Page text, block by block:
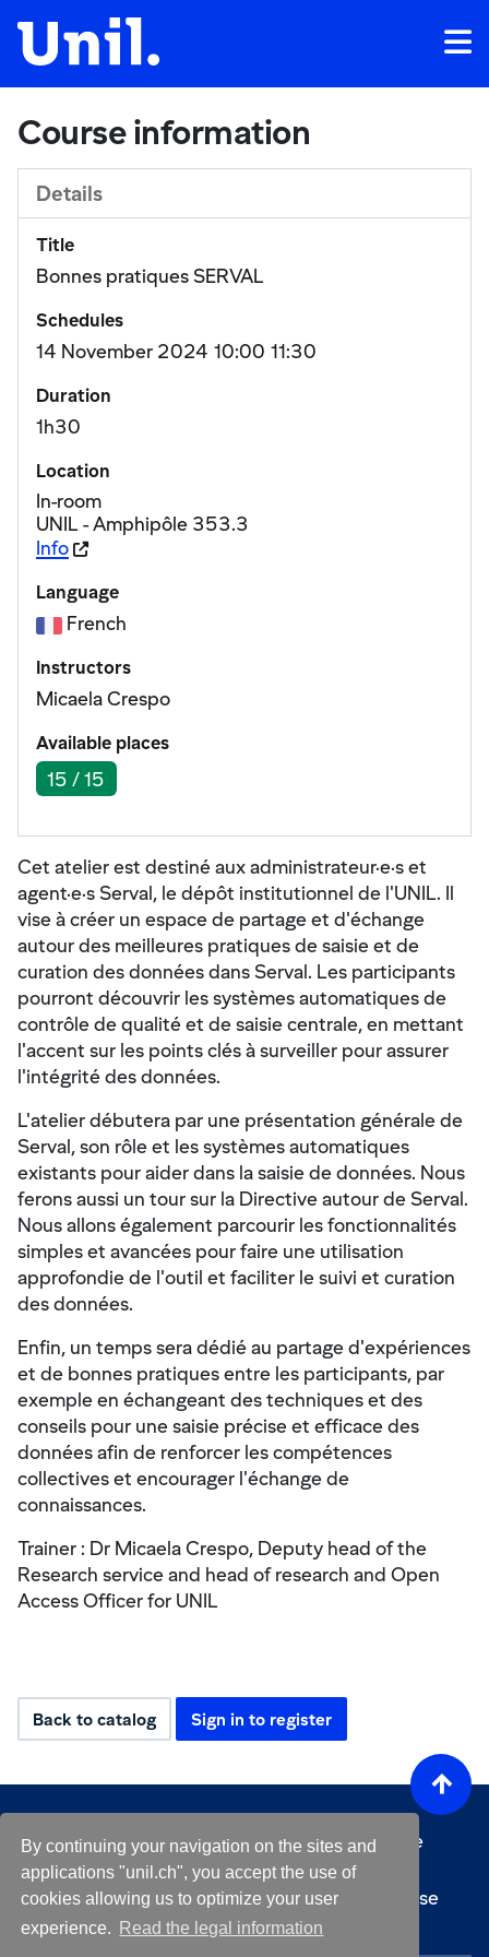
By continuing your navigation on the sites and
applications "unil.ch", you accept the use of
cookies allowing us to optimize your user
experience.
Read the legal information
Course information
Details
Title
Bonnes pratiques SERVAL
Schedules
14 November 2024 10:00 11:30
Duration
1h30
Location
In-room
UNIL - Amphipôle 353.3
Info
Language
French
Instructors
Micaela Crespo
Available places
15 / 15
Cet atelier est destiné aux administrateur·e·s et
agent·e·s Serval, le dépôt institutionnel de l'UNIL. Il
vise à créer un espace de partage et d'échange
autour des meilleures pratiques de saisie et de
curation des données dans Serval. Les participants
pourront découvrir les systèmes automatiques de
contrôle de qualité et de saisie centrale, en mettant
l'accent sur les points clés à surveiller pour assurer
l'intégrité des données.
L'atelier débutera par une présentation générale de
Serval, son rôle et les systèmes automatiques
existants pour aider dans la saisie de données. Nous
ferons aussi un tour sur la Directive autour de Serval.
Nous allons également parcourir les fonctionnalités
simples et avancées pour faire une utilisation
approfondie de l'outil et faciliter le suivi et curation
des données.
Enfin, un temps sera dédié au partage d'expériences
et de bonnes pratiques entre les participants, par
exemple en échangeant des techniques et des
conseils pour une saisie précise et efficace des
données afin de renforcer les compétences
collectives et encourager l'échange de
connaissances.
Trainer : Dr Micaela Crespo, Deputy head of the
Research service and head of research and Open
Access Officer for UNIL
Back to catalog Sign in to register
Any technical questions or issues regarding the
platform ?helpdesk@unil.ch
For any questions about a specific course, please
contact the course organizer